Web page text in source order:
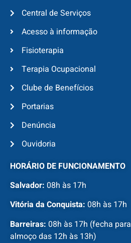
Central de Serviços
Acesso à informação
Fisioterapia
Terapia Ocupacional
Clube de Benefícios
Portarias
Denúncia
Ouvidoria
HORÁRIO DE FUNCIONAMENTO
Salvador: 08h às 17h
Vitória da Conquista: 08h às 17h
Barreiras: 08h às 17h (fecha para
almoço das 12h às 13h)